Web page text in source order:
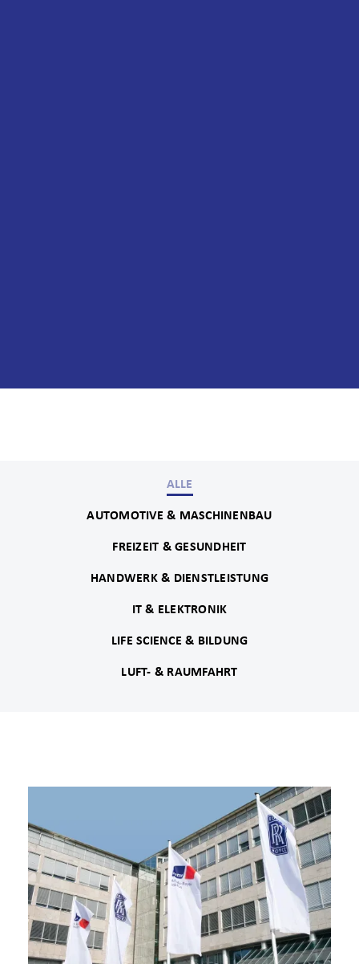
ALLE
AUTOMOTIVE & MASCHINENBAU
FREIZEIT & GESUNDHEIT
HANDWERK & DIENSTLEISTUNG
IT & ELEKTRONIK
LIFE SCIENCE & BILDUNG
LUFT- & RAUMFAHRT